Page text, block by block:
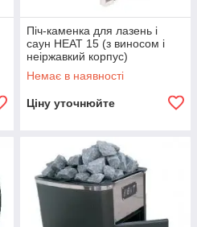
Піч-каменка для лазень і
саун HEAT 15 (з виносом і
неіржавкий корпус)
Немає в наявності
Ціну уточнюйте